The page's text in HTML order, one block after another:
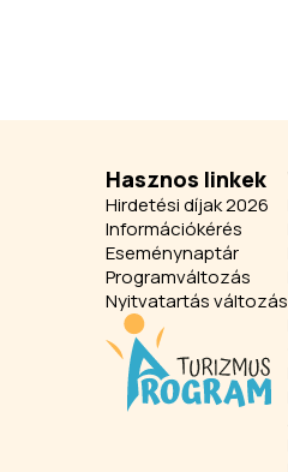
Hasznos linkek
Hirdetési díjak 2026
Információkérés
Eseménynaptár
Programváltozás
Nyitvatartás változás